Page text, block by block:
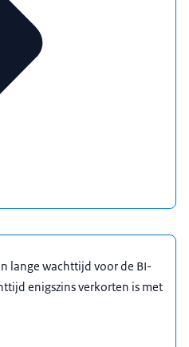
lange wachttijd voor de BI-
enigszins verkorten is met